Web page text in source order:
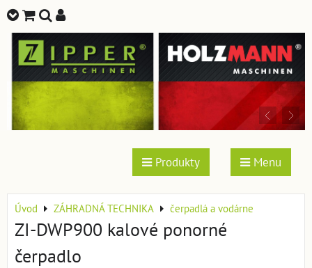
Produkty Menu
Úvod ZÁHRADNÁ TECHNIKA čerpadlá a vodárne
ZI-DWP900 kalové ponorné
čerpadlo